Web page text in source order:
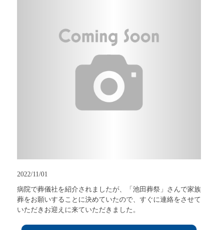
2022/11/01
病院で葬儀社を紹介されましたが、「池田葬祭」さんで家族
葬をお願いすることに決めていたので、すぐに連絡をさせて
いただきお迎えに来ていただきました。